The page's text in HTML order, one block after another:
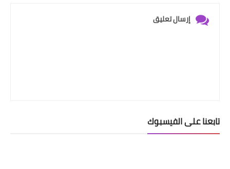
إرسال تعليق
تابعنا على الفيسبوك